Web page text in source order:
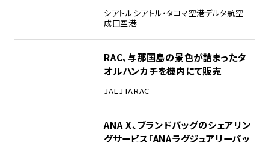
シアトルシアトル・タコマ空港デルタ航空
成田空港
RAC、与那国島の景色が詰まったタ
オルハンカチを機内にて販売
JALJTARAC
ANA X、ブランドバッグのシェアリン
グサービス「ANAラグジュアリーバッ